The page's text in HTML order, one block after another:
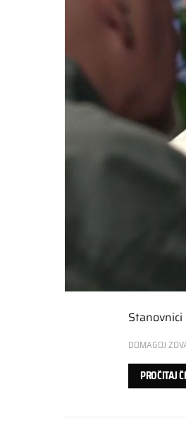
DOMAGOJ
PROČITAJ